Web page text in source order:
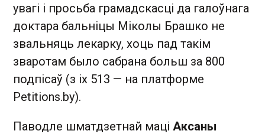
увагі і просьба грамадскасці да галоўнага
доктара бальніцы Міколы Брашко не
звальняць лекарку, хоць пад такім
зваротам было сабрана больш за 800
подпісаў (з іх 513 — на платформе
Petitions.by).
Паводле шматдзетнай маці Аксаны